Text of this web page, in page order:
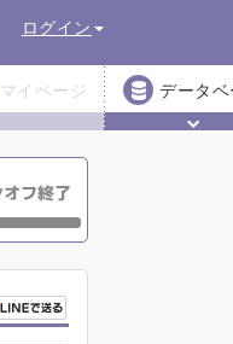
ログイン
マイページ データベ